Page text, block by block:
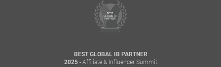
BEST GLOBAL IB PARTNER
2025- Affiliate & Influencer Summit